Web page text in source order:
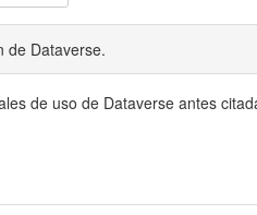
de Dataverse.
de uso de Dataverse antes